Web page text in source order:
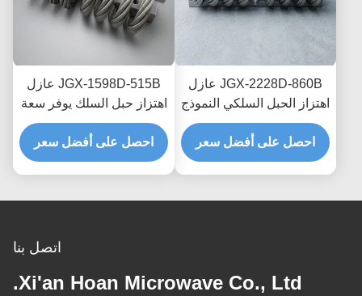
JGX-2228D-860B عازل
اهتزاز الحبل السلكي النموذج
السريع التجميع السريع
صمام الصدمة القابل
للتخصيص
احصل على أفضل سعر
JGX-1598D-515B عازل
اهتزاز حبل السلك يوفر سعة
تحميل قابلة للتطوير وعزل
الضوضاء المنقولة بالهيكل
احصل على أفضل سعر
اتصل بنا
Xi'an Hoan Microwave Co., Ltd.